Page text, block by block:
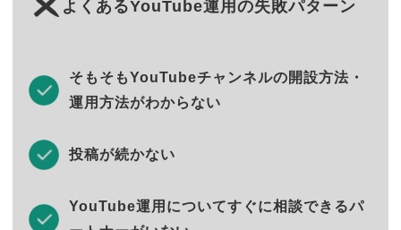
よくあるYouTube運用の失敗パターン
そもそもYouTubeチャンネルの開設方法・
運用方法がわからない
投稿が続かない
YouTube運用についてすぐに相談できるパ